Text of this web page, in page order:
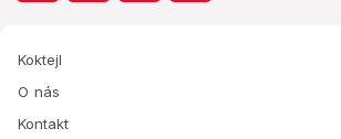
Koktejl
O nás
Kontakt